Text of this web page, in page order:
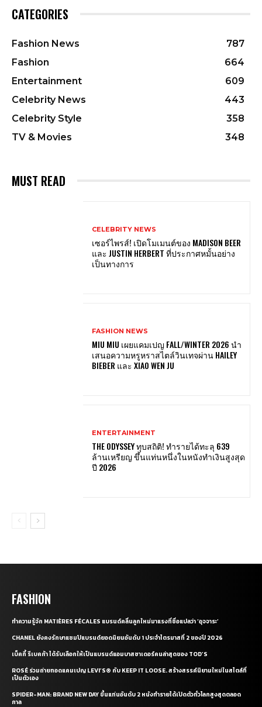
CATEGORIES
Fashion News
787
Fashion
664
Entertainment
609
Celebrity News
443
Celebrity Style
358
TV & Movies
348
MUST READ
CELEBRITY NEWS
เซอร์ไพรส์! เปิดโมเมนต์ของ MADISON BEER
และ JUSTIN HERBERT ที่ประกาศหมั้นอย่าง
เป็นทางการ
FASHION NEWS
MIU MIU เผยแคมเปญ FALL/WINTER 2026 นำ
เสนอความหรูหราสไตล์วินเทจผ่าน HAILEY
BIEBER และ XIAO WEN JU
ENTERTAINMENT
THE ODYSSEY ทุบสถิติ! ทำรายได้ทะลุ 639
ล้านเหรียญ ขึ้นแท่นหนึ่งในหนังทำเงินสูงสุด
ปี 2026
FASHION
ทำความรู้จัก MATIÈRES FÉCALES แบรนด์คลื่นลูกใหม่มาแรงที่ชื่อแปลว่า ‘อุจจาระ’
CHANEL ยังคงรักษาแชมป์แบรนด์ยอดนิยมอันดับ 1 ประจำไตรมาสที่ 2 ของปี 2026
เบ็คกี้ รีเบคก้า ได้รับเลือกให้เป็นแบรนด์แอมบาสซาเดอร์คนล่าสุดของ TOD’S
ROSÉ ร่วมถ่ายทอดแคมเปญ LEVI’S® กับ KEEP IT LOOSE. สร้างสรรค์นิยามใหม่ในสไตล์ที่
เป็นตัวเอง
SPIDER-MAN: BRAND NEW DAY ขึ้นแท่นอันดับ 2 หนังทำรายได้เปิดตัวทั่วโลกสูงสุดตลอด
กาล